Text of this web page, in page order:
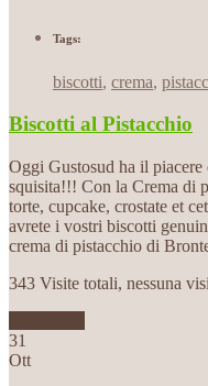
Tags:
biscotti, crema,
Biscotti al Pistacchio
Oggi Gustosud ha il piacere
squisita!!! Con la Crema di
torte, cupcake, crostate et
avrete i vostri biscotti
crema di pistacchio di
343 Visite totali, nessuna
31
Ott